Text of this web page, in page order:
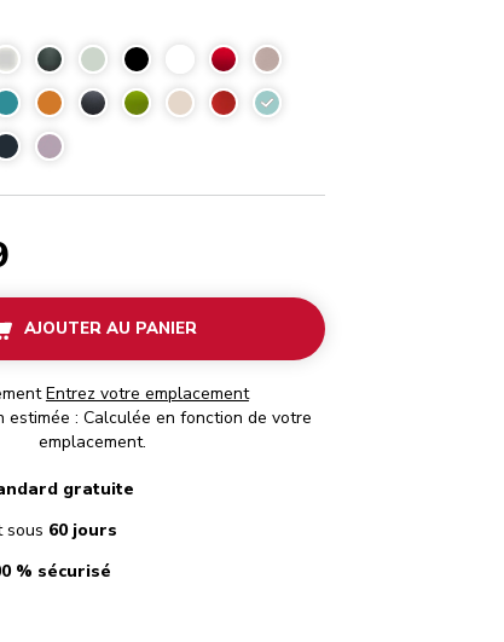
Ciel d'Aqua
AJOUTER AU PANIER
Entrez votre emplacement
estimée : Calculée en fonction de votre
emplacement.
gratuite
sous 60 jours
% sécurisé